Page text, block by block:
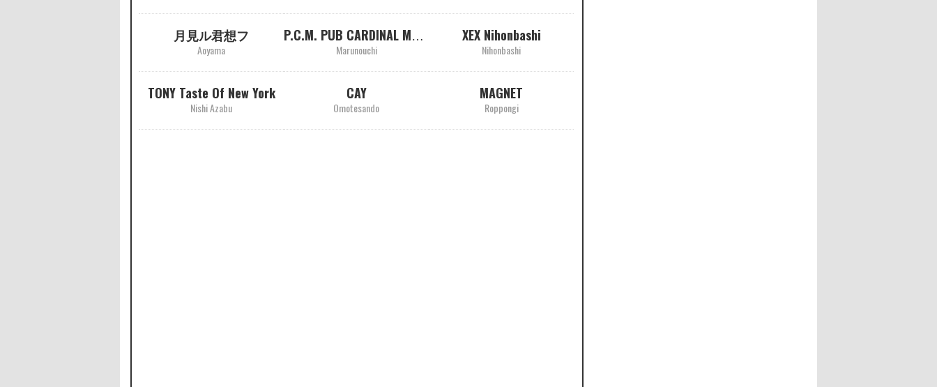
月見ル君想フ
Aoyama
P.C.M. PUB CARDINAL MARUNOUCHI
Marunouchi
XEX Nihonbashi
Nihonbashi
TONY Taste Of New York
Nishi Azabu
CAY
Omotesando
MAGNET
Roppongi